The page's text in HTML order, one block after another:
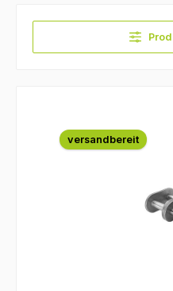
versandbereit